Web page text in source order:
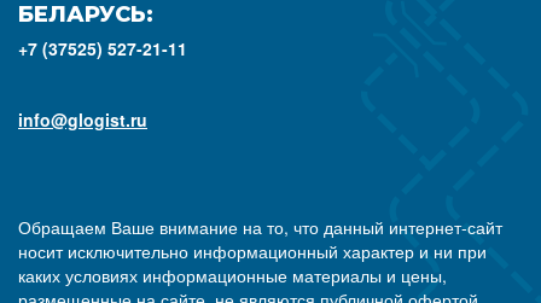
БЕЛАРУСЬ:
+7 (37525) 527-21-11
info@glogist.ru
Обращаем Ваше внимание на то, что данный интернет-сайт
носит исключительно информационный характер и ни при
каких условиях информационные материалы и цены,